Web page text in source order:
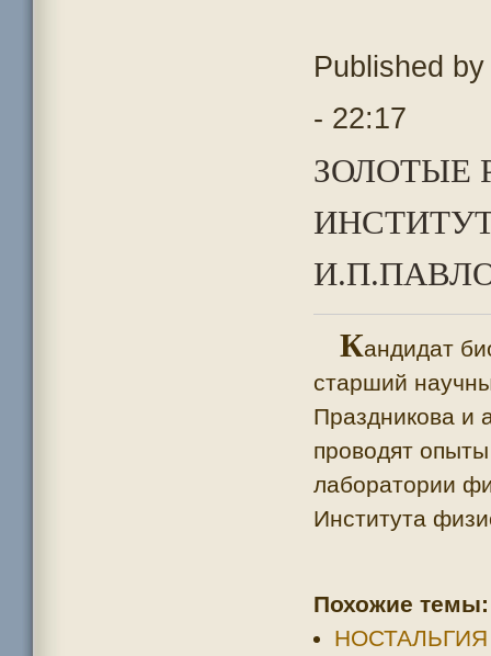
Published
- 22:17
ЗОЛОТЫЕ
Кандидат
старший
Праздникова и
проводят
лаборатории
Института
Похожие темы: